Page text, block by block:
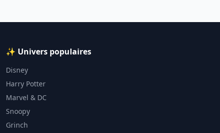
✨ Univers populaires
Disney
Harry Potter
Marvel & DC
Snoopy
Grinch